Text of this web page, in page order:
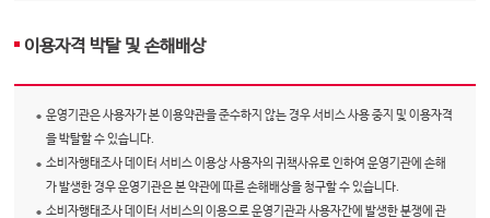
이용자격 박탈 및 손해배상
운영기관은 사용자가 본 이용약관을 준수하지 않는 경우 서비스 사용 중지 및 이용자격
을 박탈할 수 있습니다.
소비자행태조사 데이터 서비스 이용상 사용자의 귀책사유로 인하여 운영기관에 손해
가 발생한 경우 운영기관은 본 약관에 따른 손해배상을 청구할 수 있습니다.
소비자행태조사 데이터 서비스의 이용으로 운영기관과 사용자간에 발생한 분쟁에 관